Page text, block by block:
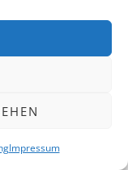
Impressum